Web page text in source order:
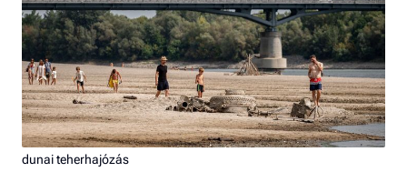
dunai teherhajózás